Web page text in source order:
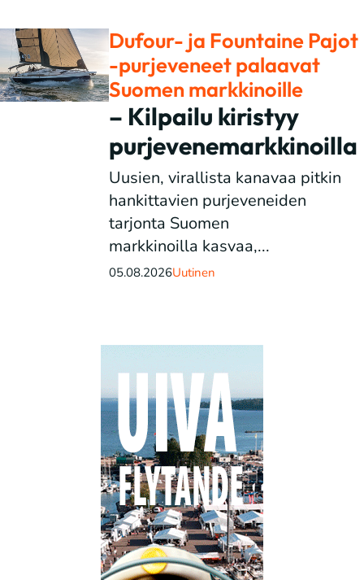
Dufour- ja Fountaine Pajot
-purjeveneet palaavat
Suomen markkinoille
– Kilpailu kiristyy
purjevenemarkkinoilla
Uusien, virallista kanavaa pitkin
hankittavien purjeveneiden
tarjonta Suomen
markkinoilla kasvaa,...
05.08.2026Uutinen